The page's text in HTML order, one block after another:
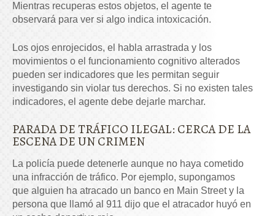
Mientras recuperas estos objetos, el agente te
observará para ver si algo indica intoxicación.
Los ojos enrojecidos, el habla arrastrada y los
movimientos o el funcionamiento cognitivo alterados
pueden ser indicadores que les permitan seguir
investigando sin violar tus derechos. Si no existen tales
indicadores, el agente debe dejarle marchar.
PARADA DE TRÁFICO ILEGAL: CERCA DE LA
ESCENA DE UN CRIMEN
La policía puede detenerle aunque no haya cometido
una infracción de tráfico. Por ejemplo, supongamos
que alguien ha atracado un banco en Main Street y la
persona que llamó al 911 dijo que el atracador huyó en